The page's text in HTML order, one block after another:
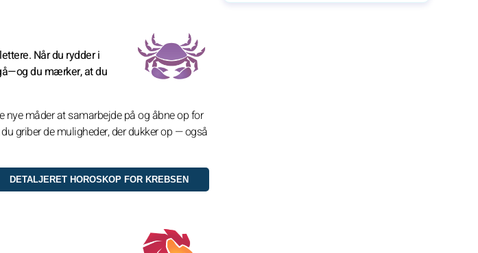
Når du rydder i
du mærker, at du
måder at samarbejde på og åbne op for
griber de muligheder, der dukker op — også